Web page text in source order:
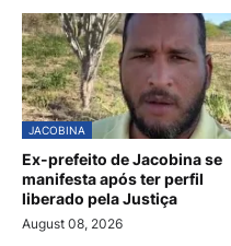
JACOBINA
Ex-prefeito de Jacobina se
manifesta após ter perfil
liberado pela Justiça
August 08, 2026